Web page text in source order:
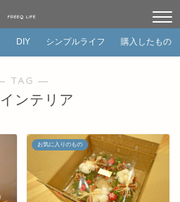
FREEQ LIFE
DIY シンプルライフ 購入したもの
TAG ―
ンテリア
お気に入りのもの